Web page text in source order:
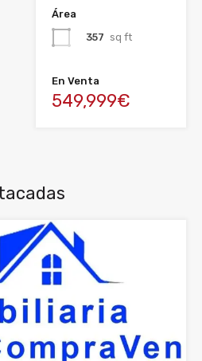
Área
357 sq ft
En Venta
549,999€